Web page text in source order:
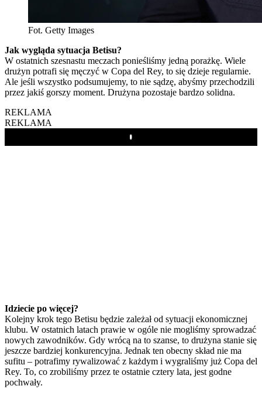
Fot. Getty Images
Jak wygląda sytuacja Betisu?
W ostatnich szesnastu meczach ponieśliśmy jedną porażkę. Wiele
drużyn potrafi się męczyć w Copa del Rey, to się dzieje regularnie.
Ale jeśli wszystko podsumujemy, to nie sądzę, abyśmy przechodzili
przez jakiś gorszy moment. Drużyna pozostaje bardzo solidna.
REKLAMA
REKLAMA
Play
Idziecie po więcej?
Kolejny krok tego Betisu będzie zależał od sytuacji ekonomicznej
klubu. W ostatnich latach prawie w ogóle nie mogliśmy sprowadzać
nowych zawodników. Gdy wrócą na to szanse, to drużyna stanie się
jeszcze bardziej konkurencyjna. Jednak ten obecny skład nie ma
sufitu – potrafimy rywalizować z każdym i wygraliśmy już Copa del
Rey. To, co zrobiliśmy przez te ostatnie cztery lata, jest godne
pochwały.